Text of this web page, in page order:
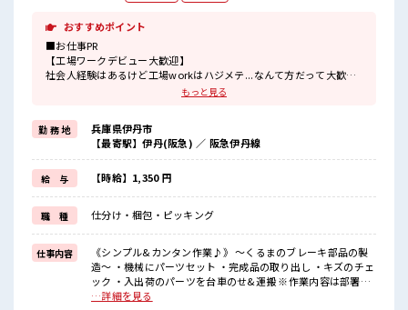
おすすめポイント
■お仕事PR
【工場ワークデビュー大歓迎】
社会人経験はあるけど工場workはハジメテ...なんて方だって大歓迎
【住まい情報】
寮費は「無料」◎その分ガンガン貯金ができちゃう？
お部屋はプライベートバッチリな「ワンルーム」♪
さらにテレビ・冷暖房・洗濯機・エアコン・電子レンジは備え付
け！
寮の周辺にはコンビニや飲食店・商業施設もあり便利☆
赴任時は現地までの移動交通費支給！
【正社員登用制度あり】正社員登用の実績があるので「正社員」を
目指せるやりがいのある職場！
■職場の雰囲気
女性スタッフさんから「働きやすい」と太鼓判を頂いています！
もっと見る
勤 務 地
兵庫県伊丹市
【最寄駅】伊丹(阪急) ／ 阪急伊丹線
給 与 【時給】1,350 円
職 種 仕分け・梱包・ピッキング
仕事内容
《シンプル&カンタン作業♪》 ～くるまのブレーキ部品の製
造～ ・機械にパーツセット ・完成品の取り出し ・キズのチェ
ック ・入出荷のパーツを台車のせ&運搬 ※作業内容は部署に
よる ※寮アリのお仕事！一人暮らしスタートにもピッタリ♪
…詳細を見る